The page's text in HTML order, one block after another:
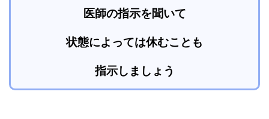
医師の指示を聞いて
状態によっては休むことも
指示しましょう